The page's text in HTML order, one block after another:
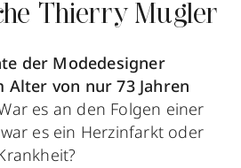
Thierry Mugler
der Modedesigner
von nur 73 Jahren
es an den Folgen einer
es ein Herzinfarkt oder